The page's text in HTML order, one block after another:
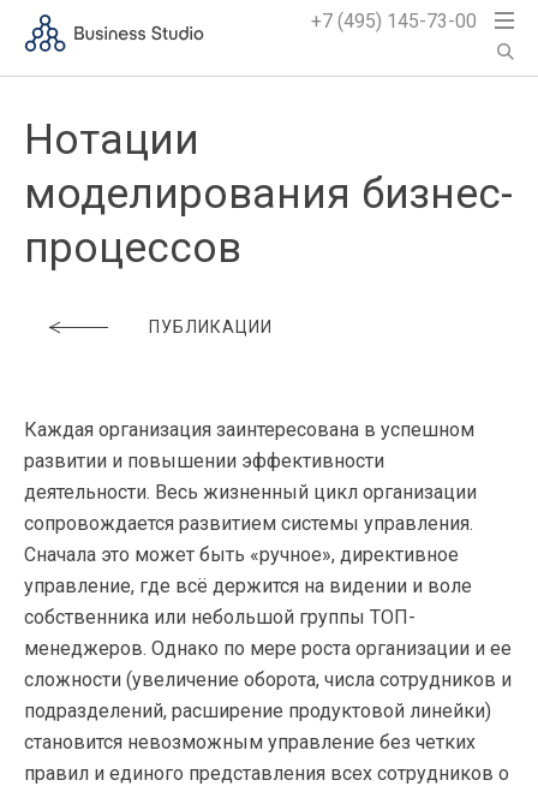
+7 (495) 145-73-00
Нотации
моделирования бизнес-
процессов
ПУБЛИКАЦИИ
Каждая организация заинтересована в успешном
развитии и повышении эффективности
деятельности. Весь жизненный цикл организации
сопровождается развитием системы управления.
Сначала это может быть «ручное», директивное
управление, где всё держится на видении и воле
собственника или небольшой группы ТОП-
менеджеров. Однако по мере роста организации и ее
сложности (увеличение оборота, числа сотрудников и
подразделений, расширение продуктовой линейки)
становится невозможным управление без четких
правил и единого представления всех сотрудников о